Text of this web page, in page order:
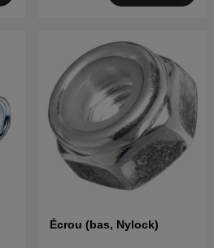
Écrou (bas, Nylock)